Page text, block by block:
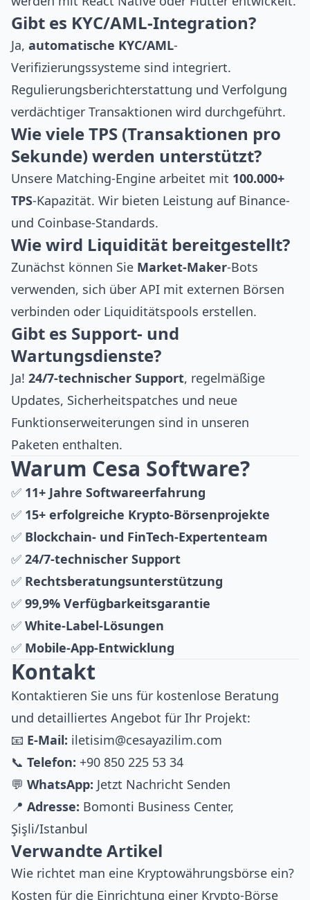
Gibt es KYC/AML-Integration?
Ja, automatische KYC/AML-
Verifizierungssysteme sind integriert.
Regulierungsberichterstattung und Verfolgung
verdächtiger Transaktionen wird durchgeführt.
Wie viele TPS (Transaktionen pro
Sekunde) werden unterstützt?
Unsere Matching-Engine arbeitet mit 100.000+
TPS-Kapazität. Wir bieten Leistung auf Binance-
und Coinbase-Standards.
Wie wird Liquidität bereitgestellt?
Zunächst können Sie Market-Maker-Bots
verwenden, sich über API mit externen Börsen
verbinden oder Liquiditätspools erstellen.
Gibt es Support- und
Wartungsdienste?
Ja! 24/7-technischer Support, regelmäßige
Updates, Sicherheitspatches und neue
Funktionserweiterungen sind in unseren
Paketen enthalten.
Warum Cesa Software?
✅ 11+ Jahre Softwareerfahrung
✅ 15+ erfolgreiche Krypto-Börsenprojekte
✅ Blockchain- und FinTech-Expertenteam
✅ 24/7-technischer Support
✅ Rechtsberatungsunterstützung
✅ 99,9% Verfügbarkeitsgarantie
✅ White-Label-Lösungen
✅ Mobile-App-Entwicklung
Kontakt
Kontaktieren Sie uns für kostenlose Beratung
und detailliertes Angebot für Ihr Projekt:
📧 E-Mail: iletisim@cesayazilim.com
📞 Telefon: +90 850 225 53 34
💬 WhatsApp: Jetzt Nachricht Senden
📍 Adresse: Bomonti Business Center,
Şişli/Istanbul
Verwandte Artikel
Wie richtet man eine Kryptowährungsbörse ein?
Kosten für die Einrichtung einer Krypto-Börse